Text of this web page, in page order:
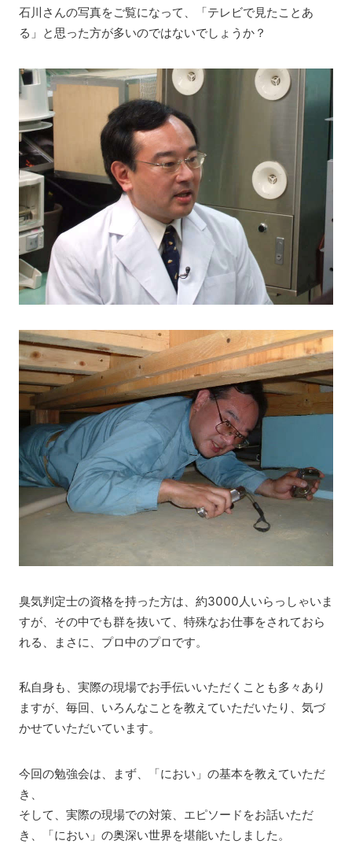
石川さんの写真をご覧になって、「テレビで見たことあ
る」と思った方が多いのではないでしょうか？
臭気判定士の資格を持った方は、約3000人いらっしゃいま
すが、その中でも群を抜いて、特殊なお仕事をされておら
れる、まさに、プロ中のプロです。
私自身も、実際の現場でお手伝いいただくことも多々あり
ますが、毎回、いろんなことを教えていただいたり、気づ
かせていただいています。
今回の勉強会は、まず、「におい」の基本を教えていただ
き、
そして、実際の現場での対策、エピソードをお話いただ
き、「におい」の奥深い世界を堪能いたしました。